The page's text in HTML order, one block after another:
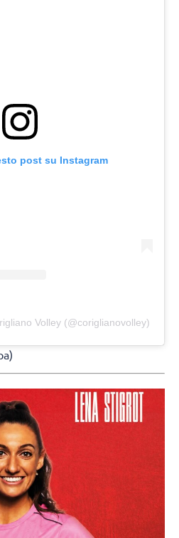
post su Instagram
Volley (@coriglianovolley)